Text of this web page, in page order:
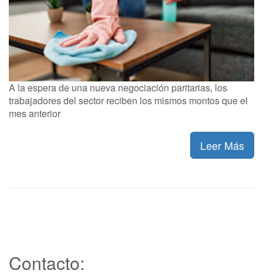
A la espera de una nueva negociación paritarias, los
trabajadores del sector reciben los mismos montos que el
mes anterior
Leer Más
Contacto: